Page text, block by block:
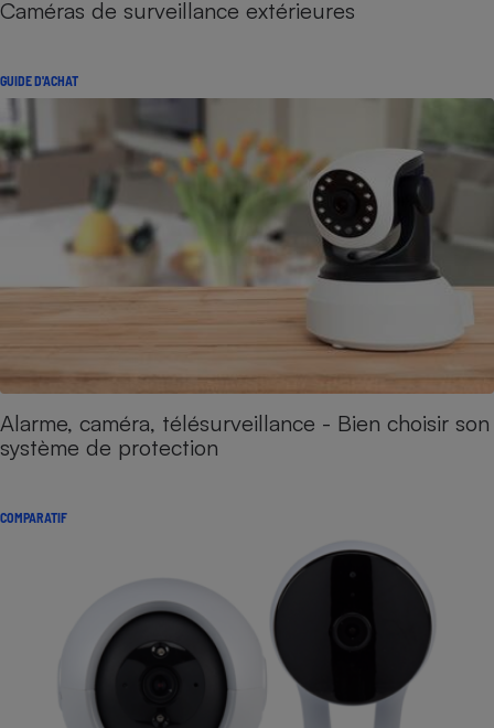
Caméras de surveillance extérieures
GUIDE D'ACHAT
Alarme, caméra, télésurveillance - Bien choisir son
système de protection
COMPARATIF